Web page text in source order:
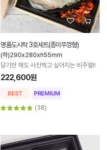
명품도시락 3호세트(종이뚜껑형)
(하)290x280xh55mm
담기만 해도 사진찍고 싶어지는 비주얼!!
222,600원
(38)